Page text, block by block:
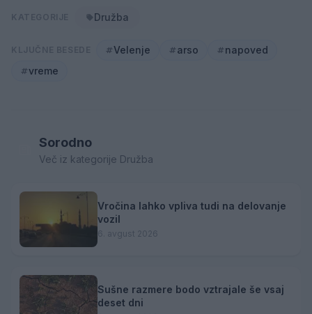
Družba
Velenje arso
napoved
vreme
Sorodno
Več iz kategorije Družba
Vročina lahko vpliva tudi na delovanje
vozil
6. avgust 2026
Sušne razmere bodo vztrajale še vsaj
deset dni